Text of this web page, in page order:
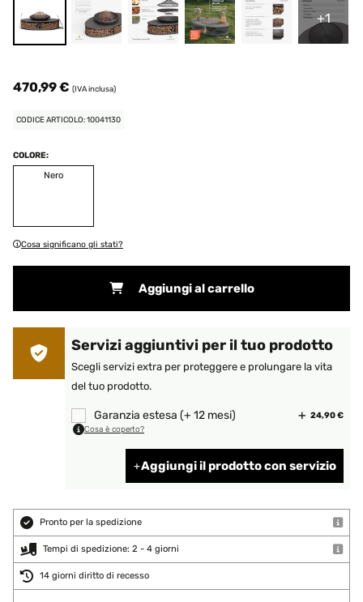
+1
470,99 € (IVA inclusa)
CODICE ARTICOLO: 10041130
COLORE:
Nero
Cosa significano gli stati?
Aggiungi al carrello
Servizi aggiuntivi per il tuo prodotto
Scegli servizi extra per proteggere e prolungare la vita
del tuo prodotto.
Garanzia estesa (+ 12 mesi) 24,90 €
Cosa è coperto?
Aggiungi il prodotto con servizio
Pronto per la spedizione
Tempi di spedizione: 2 - 4 giorni
14 giorni diritto di recesso